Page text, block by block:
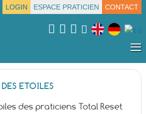
LOGIN ESPACE PRATICIEN CONTACT
≡
ETOILES
des praticiens Total Reset